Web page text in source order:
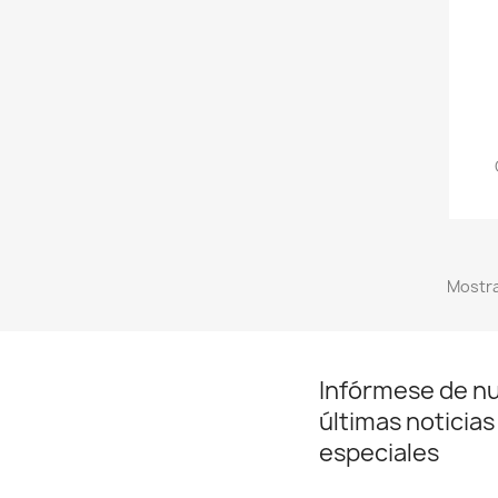
Infórmese de
últimas
especiales